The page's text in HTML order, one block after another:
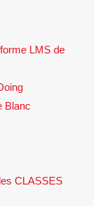
LMS de
Blanc
CLASSES